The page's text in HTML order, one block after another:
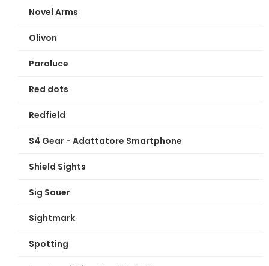
Novel Arms
Olivon
Paraluce
Red dots
Redfield
S4 Gear - Adattatore Smartphone
Shield Sights
Sig Sauer
Sightmark
Spotting